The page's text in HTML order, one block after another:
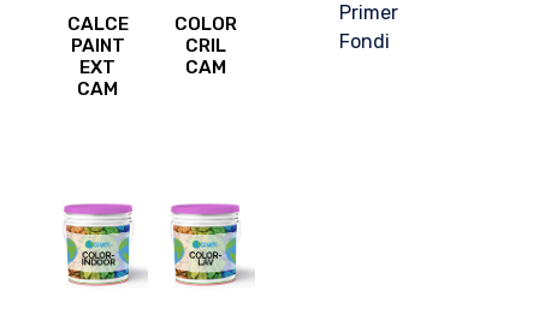
Primer
Fondi
CALCE
PAINT
EXT
CAM
COLOR
CRIL
CAM